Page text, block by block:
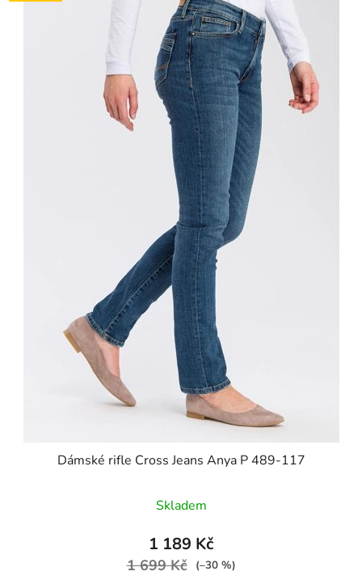
Dámské rifle Cross Jeans Anya P 489-117
Skladem
1 189 Kč
1 699 Kč (–30 %)